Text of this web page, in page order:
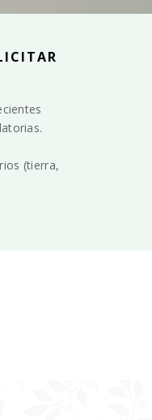
(tierra,